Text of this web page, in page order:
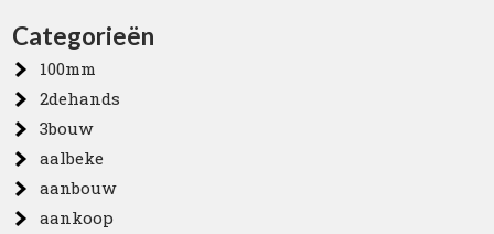
Categorieën
100mm
2dehands
3bouw
aalbeke
aanbouw
aankoop